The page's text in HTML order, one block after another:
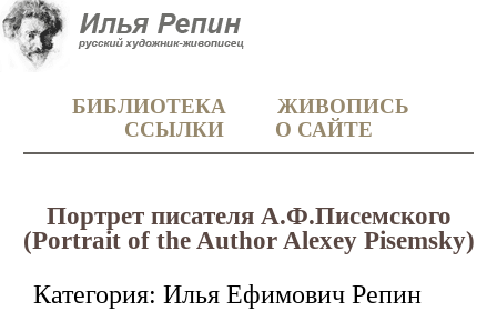
БИБЛИОТЕКА
ЖИВОПИСЬ
ССЫЛКИ
О САЙТЕ
Портрет писателя А.Ф.Писемского
(Portrait of the Author Alexey Pisemsky)
Категория: Илья Ефимович Репин